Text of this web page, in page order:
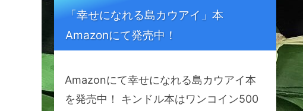
「幸せになれる島カウアイ」本
Amazonにて発売中！
Amazonにて幸せになれる島カウアイ本
を発売中！ キンドル本はワンコイン500